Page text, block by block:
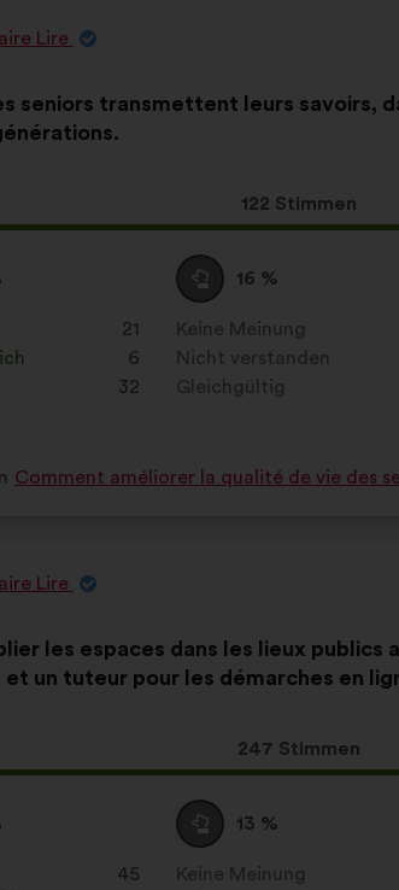
Lire
seniors transmettent leurs savoirs,
Dieser
Vorschlag
122 Stimmen
21
6
32
Neutral
:
16 %
Dieser
Vorschlag
wurde
eingeordnet
in:
Keine Meinung
:mal
Nicht verstanden
:mal
Gleichgültig
:mal
Comment améliorer la qualité de vie des
Lire
les espaces dans les lieux publics
un tuteur pour les démarches en
Dieser
Vorschlag
247 Stimmen
45
Neutral
:
13 %
Dieser
Vorschlag
wurde
Keine Meinung
:mal